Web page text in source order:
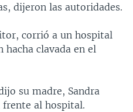
dijeron las autoridades.
corrió a un hospital
hacha clavada en el
su madre, Sandra
frente al hospital.